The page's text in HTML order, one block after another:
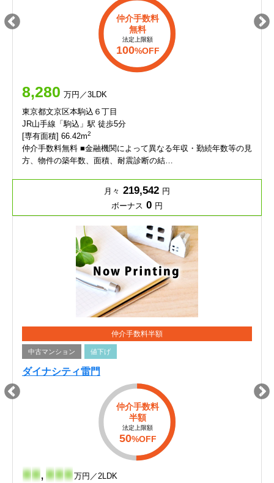
仲介手数料
無料
法定上限額
100%OFF
8,280 万円／3LDK
東京都文京区本駒込６丁目
JR山手線「駒込」駅 徒歩5分
[専有面積] 66.42m2
仲介手数料無料 ■金融機関によって異なる年収・勤続年数等の見
方、物件の築年数、面積、耐震診断の結…
月々 219,542 円
ボーナス 0 円
仲介手数料半額
中古マンション 値下げ
ダイナシティ雷門
仲介手数料
半額
法定上限額
50%OFF
- - ,- - - 万円／2LDK